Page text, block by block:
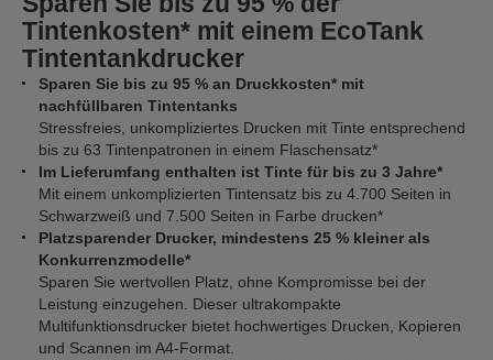
Tintenkosten* mit einem EcoTank
Tintentankdrucker
Sparen Sie bis zu 95 % an Druckkosten* mit
nachfüllbaren Tintentanks
Stressfreies, unkompliziertes Drucken mit Tinte entsprechend
bis zu 63 Tintenpatronen in einem Flaschensatz*
Im Lieferumfang enthalten ist Tinte für bis zu 3 Jahre*
Mit einem unkomplizierten Tintensatz bis zu 4.700 Seiten in
Schwarzweiß und 7.500 Seiten in Farbe drucken*
Platzsparender Drucker, mindestens 25 % kleiner als
Konkurrenzmodelle*
Sparen Sie wertvollen Platz, ohne Kompromisse bei der
Leistung einzugehen. Dieser ultrakompakte
Multifunktionsdrucker bietet hochwertiges Drucken, Kopieren
und Scannen im A4-Format.